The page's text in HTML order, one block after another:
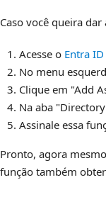
Caso você queira
Acesse o Entra ID
No menu
Clique em "Add
Na aba
Assinale essa
Pronto, agora
função também